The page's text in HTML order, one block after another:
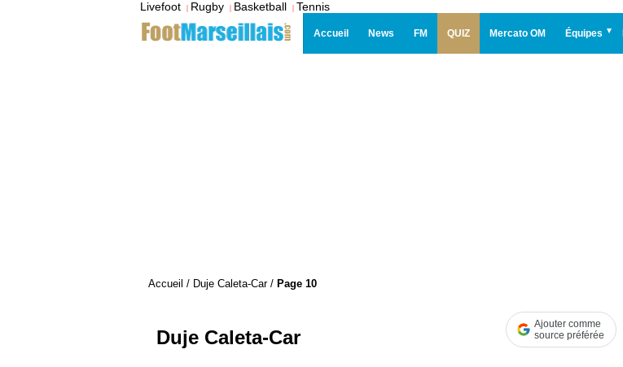
Livefoot | Rugby | Basketball | Tennis
Accueil News FM QUIZ Mercato OM Équipes
Accueil / Duje Caleta-Car/ Page 10
Duje Caleta-Car
Ajouter comme
source préférée